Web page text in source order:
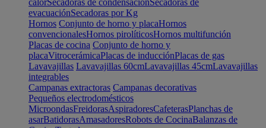
calorSecadoras de condensaciónSecadoras de
evacuaciónSecadoras por Kg
Hornos Conjunto de horno y placaHornos
convencionalesHornos pirolíticosHornos multifunción
Placas de cocina Conjunto de horno y
placaVitrocerámicaPlacas de inducciónPlacas de gas
Lavavajillas Lavavajillas 60cmLavavajillas 45cmLavavajillas
integrables
Campanas extractoras Campanas decorativas
Pequeños electrodomésticos
MicroondasFreidorasAspiradoresCafeterasPlanchas de
asarBatidorasAmasadoresRobots de CocinaBalanzas de